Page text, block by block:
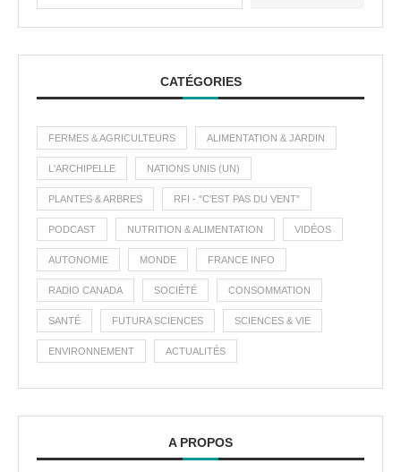
CATÉGORIES
FERMES & AGRICULTEURS ALIMENTATION & JARDIN
L'ARCHIPELLE NATIONS UNIS (UN)
PLANTES & ARBRES RFI - "C'EST PAS DU VENT"
PODCAST NUTRITION & ALIMENTATION VIDÉOS
AUTONOMIE MONDE FRANCE INFO
RADIO CANADA SOCIÉTÉ CONSOMMATION
SANTÉ FUTURA SCIENCES SCIENCES & VIE
ENVIRONNEMENT ACTUALITÉS
A PROPOS